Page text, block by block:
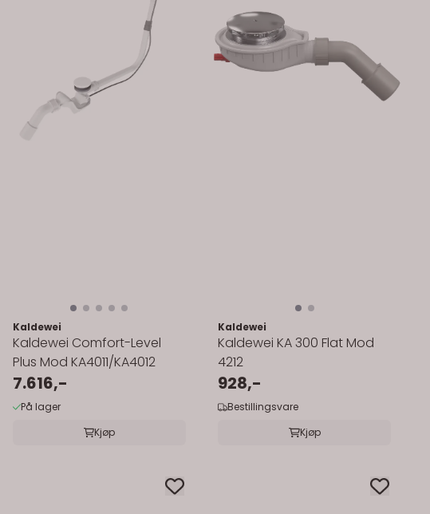
Kaldewei
Kaldewei Comfort-Level
Plus Mod KA4011/KA4012
7.616,-
På lager
Kjøp
Kaldewei
Kaldewei KA 300 Flat Mod
4212
928,-
Bestillingsvare
Kjøp